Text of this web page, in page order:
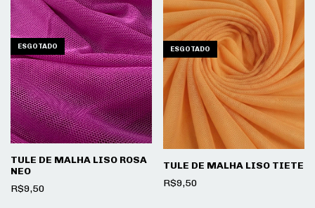
ESGOTADO
TULE DE MALHA LISO ROSA
NEO
R$9,50
ESGOTADO
TULE DE MALHA LISO TIETE
R$9,50